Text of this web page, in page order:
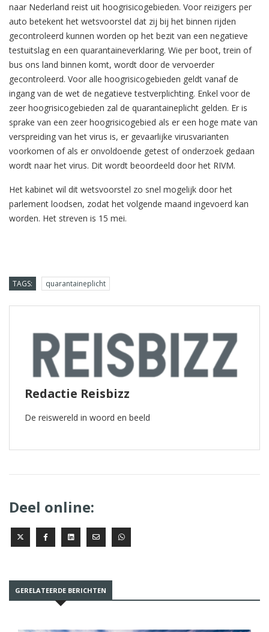
naar Nederland reist uit hoogrisicogebieden. Voor reizigers per
auto betekent het wetsvoorstel dat zij bij het binnen rijden
gecontroleerd kunnen worden op het bezit van een negatieve
testuitslag en een quarantaineverklaring. Wie per boot, trein of
bus ons land binnen komt, wordt door de vervoerder
gecontroleerd. Voor alle hoogrisicogebieden geldt vanaf de
ingang van de wet de negatieve testverplichting. Enkel voor de
zeer hoogrisicogebieden zal de quarantaineplicht gelden. Er is
sprake van een zeer hoogrisicogebied als er een hoge mate van
verspreiding van het virus is, er gevaarlijke virusvarianten
voorkomen of als er onvoldoende getest of onderzoek gedaan
wordt naar het virus. Dit wordt beoordeeld door het RIVM.
Het kabinet wil dit wetsvoorstel zo snel mogelijk door het
parlement loodsen, zodat het volgende maand ingevoerd kan
worden. Het streven is 15 mei.
TAGS: quarantaineplicht
Redactie Reisbizz
De reiswereld in woord en beeld
Deel online:
GERELATEERDE BERICHTEN